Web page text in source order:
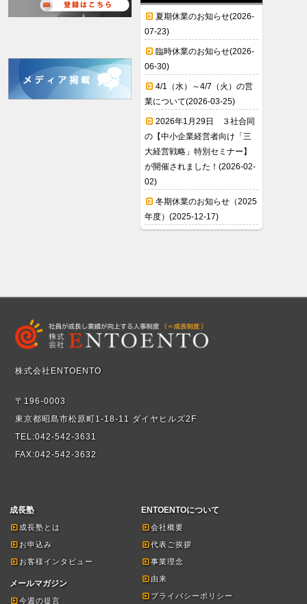
夏期休業のお知らせ(2026-
07-23)
臨時休業のお知らせ(2026-
06-30)
4/1（水）～4/7（火）の営
業について(2026-03-25)
2026年1月29日 ３社合同
の【中小企業経営者向け「三
大経営戦略」特別セミナー】
が開催されました！(2026-02-
02)
冬期休業のお知らせ（2025
年度）(2025-12-17)
株式会社ENTOENTO
〒196-0003
東京都昭島市松原町1-18-11 ダイヤヒルズ2F
TEL:042-542-3631
FAX:042-542-3632
成長塾
成長塾とは
お申込み
お客様インタビュー
メールマガジン
今週の提言
ENTOENTOについて
会社概要
代表ご挨拶
事業理念
由来
プライバシーポリシー